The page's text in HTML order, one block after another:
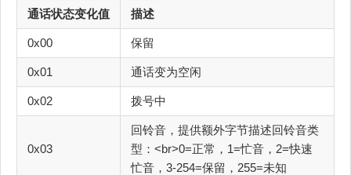
通话状态变化值 描述
0x00 保留
0x01 通话变为空闲
0x02 拨号中
0x03
回铃音，提供额外字节描述回铃音类
型：<br>0=正常，1=忙音，2=快速
忙音，3-254=保留，255=未知